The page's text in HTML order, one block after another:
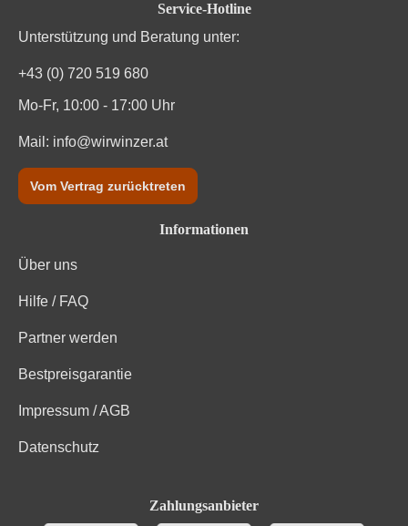
Weinart
Durchschnittliche nährwertangaben
Brennwert
Kohlenhydrate davon Zucker
Bio-Trauben, Konservierungsstoffe (Kaliummetabisulfit, E
Service-Hotline
Unterstützung und Beratung unter:
+43 (0) 720 519 680
Mo-Fr, 10:00 - 17:00 Uhr
Mail: info@wirwinzer.at
Vom Vertrag zurücktreten
Informationen
Über uns
Hilfe / FAQ
Partner werden
Bestpreisgarantie
Impressum / AGB
Datenschutz
Zahlungsanbieter